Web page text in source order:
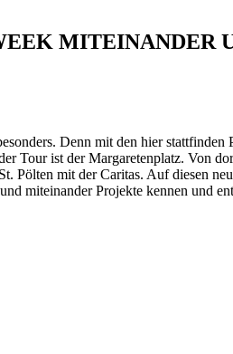
MITEINANDER
Denn mit den hier
Tour ist der Margaretenplatz. Von
Pölten mit der Caritas. Auf diesen
miteinander Projekte kennen und